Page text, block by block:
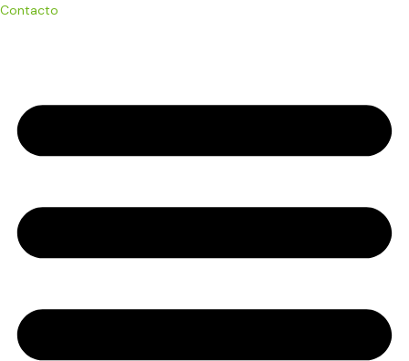
Contacto